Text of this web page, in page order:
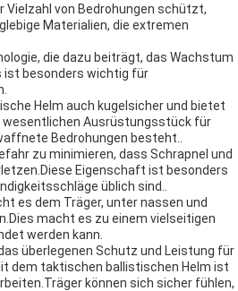
Vielzahl von Bedrohungen schützt,
Materialien, die extremen
die dazu beiträgt, das Wachstum
ist besonders wichtig für
Helm auch kugelsicher und bietet
wesentlichen Ausrüstungsstück für
Bedrohungen besteht..
zu minimieren, dass Schrapnel und
Eigenschaft ist besonders
üblich sind..
es dem Träger, unter nassen und
macht es zu einem vielseitigen
werden kann.
überlegenen Schutz und Leistung für
dem taktischen ballistischen Helm ist
können sich sicher fühlen,